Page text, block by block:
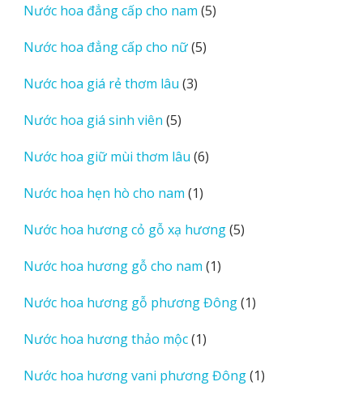
Nước hoa đẳng cấp cho nam 55
Nước hoa đẳng cấp cho nữ 55
Nước hoa giá rẻ thơm lâu 33
Nước hoa giá sinh viên 55
phẩm
Nước hoa giữ mùi thơm lâu 66
Nước hoa hẹn hò cho nam 11
phẩm
Nước hoa hương cỏ gỗ xạ hương 55
Nước hoa hương gỗ cho nam 11
phẩm
Nước hoa hương gỗ phương Đông 11
Nước hoa hương thảo mộc 11
phẩm
Nước hoa hương vani phương Đông 11